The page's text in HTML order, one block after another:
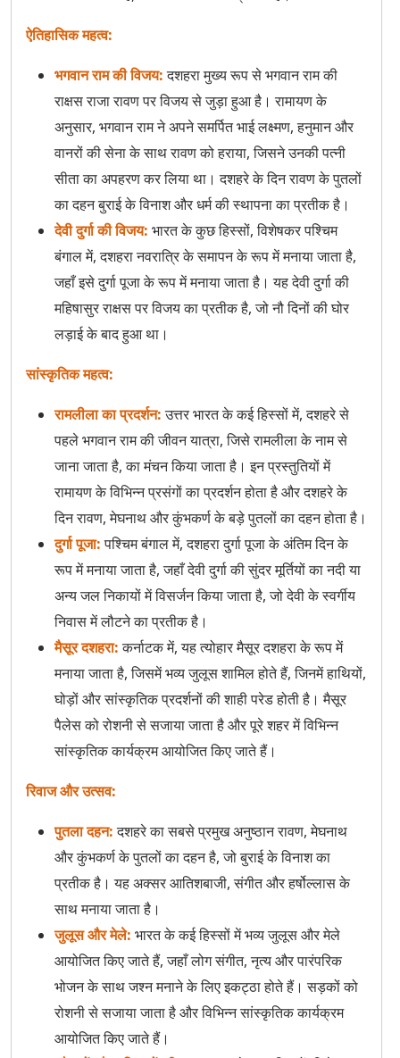
Janmashtami
Karva Chauth
Kumbh Mela
Lohri
Maha Ashtami
Maha Shivaratri
Navaratri
Pongal
Raksha Bandhan
Rama Navami
Rath Yatra
Sharad Purnima
Tulsi Vivah
ऐतिहासिक महत्व:
भगवान राम की विजय:दशहरा मुख्य रूप से भगवान राम की
राक्षस राजा रावण पर विजय से जुड़ा हुआ है। रामायण के
अनुसार, भगवान राम ने अपने समर्पित भाई लक्ष्मण, हनुमान और
वानरों की सेना के साथ रावण को हराया, जिसने उनकी पत्नी
सीता का अपहरण कर लिया था। दशहरे के दिन रावण के पुतलों
का दहन बुराई के विनाश और धर्म की स्थापना का प्रतीक है।
देवी दुर्गा की विजय: भारत के कुछ हिस्सों, विशेषकर पश्चिम
बंगाल में, दशहरा नवरात्रि के समापन के रूप में मनाया जाता है,
जहाँ इसे दुर्गा पूजा के रूप में मनाया जाता है। यह देवी दुर्गा की
महिषासुर राक्षस पर विजय का प्रतीक है, जो नौ दिनों की घोर
लड़ाई के बाद हुआ था।
सांस्कृतिक महत्व:
रामलीला का प्रदर्शन:उत्तर भारत के कई हिस्सों में, दशहरे से
पहले भगवान राम की जीवन यात्रा, जिसे रामलीला के नाम से
जाना जाता है, का मंचन किया जाता है। इन प्रस्तुतियों में
रामायण के विभिन्न प्रसंगों का प्रदर्शन होता है और दशहरे के
दिन रावण, मेघनाथ और कुंभकर्ण के बड़े पुतलों का दहन होता है।
दुर्गा पूजा:पश्चिम बंगाल में, दशहरा दुर्गा पूजा के अंतिम दिन के
रूप में मनाया जाता है, जहाँ देवी दुर्गा की सुंदर मूर्तियों का नदी या
अन्य जल निकायों में विसर्जन किया जाता है, जो देवी के स्वर्गीय
निवास में लौटने का प्रतीक है।
मैसूर दशहरा:कर्नाटक में, यह त्योहार मैसूर दशहरा के रूप में
मनाया जाता है, जिसमें भव्य जुलूस शामिल होते हैं, जिनमें हाथियों,
घोड़ों और सांस्कृतिक प्रदर्शनों की शाही परेड होती है। मैसूर
पैलेस को रोशनी से सजाया जाता है और पूरे शहर में विभिन्न
सांस्कृतिक कार्यक्रम आयोजित किए जाते हैं।
रिवाज और उत्सव:
पुतला दहन:दशहरे का सबसे प्रमुख अनुष्ठान रावण, मेघनाथ
और कुंभकर्ण के पुतलों का दहन है, जो बुराई के विनाश का
प्रतीक है। यह अक्सर आतिशबाजी, संगीत और हर्षोल्लास के
साथ मनाया जाता है।
जुलूस और मेले: भारत के कई हिस्सों में भव्य जुलूस और मेले
आयोजित किए जाते हैं, जहाँ लोग संगीत, नृत्य और पारंपरिक
भोजन के साथ जश्न मनाने के लिए इकट्ठा होते हैं। सड़कों को
रोशनी से सजाया जाता है और विभिन्न सांस्कृतिक कार्यक्रम
आयोजित किए जाते हैं।